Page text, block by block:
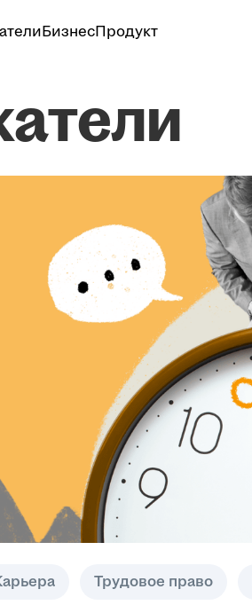
БизнесПродукт
Трудовое право